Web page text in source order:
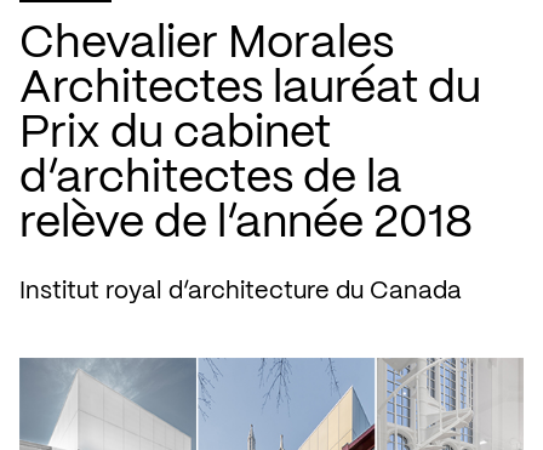
Chevalier Morales
Architectes lauréat du
Prix du cabinet
d’architectes de la
relève de l’année 2018
Institut royal d’architecture du Canada